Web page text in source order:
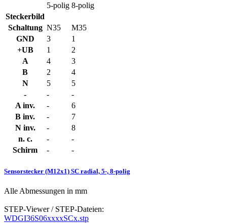
5-polig 8-polig
Steckerbild
Schaltung N35
M35
GND
3
1
+UB
1
2
A
4
3
B
2
4
N
5
5
-
-
-
A inv.
-
6
B inv.
-
7
N inv.
-
8
n. c.
-
-
Schirm
- -
Sensorstecker (M12x1) SC radial, 5-, 8-polig
Alle Abmessungen in mm
STEP-Viewer / STEP-Dateien:
WDGI36S06xxxxSCx.stp